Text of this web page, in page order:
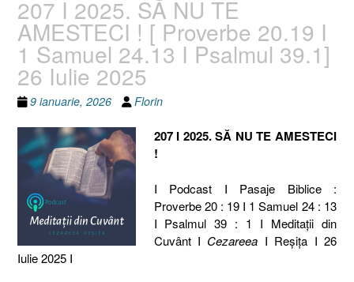
207 I 2025. SĂ NU TE
AMESTECI ! [ Proverbe 20.19 I
1 Samuel 24.13 I Psalmul 39.1]
26 Iulie 2025
9 ianuarie, 2026 Florin
207 I 2025. SĂ NU TE AMESTECI
!
I Podcast I Pasaje Biblice :
Proverbe 20 : 19 I 1 Samuel 24 : 13
I Psalmul 39 : 1 I Meditaţii din
Cuvânt I Cezareea I Reşiţa I 26
Iulie 2025 I